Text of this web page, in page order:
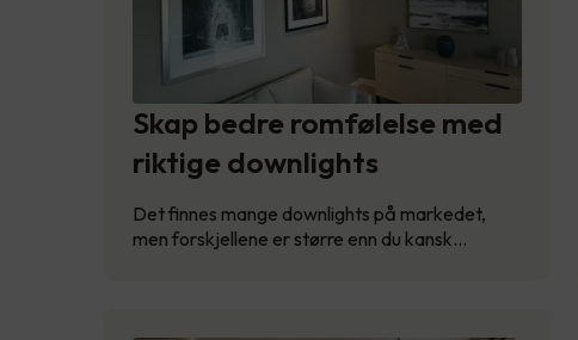
Skap bedre romfølelse med
riktige downlights
Det finnes mange downlights på markedet,
men forskjellene er større enn du kansk…